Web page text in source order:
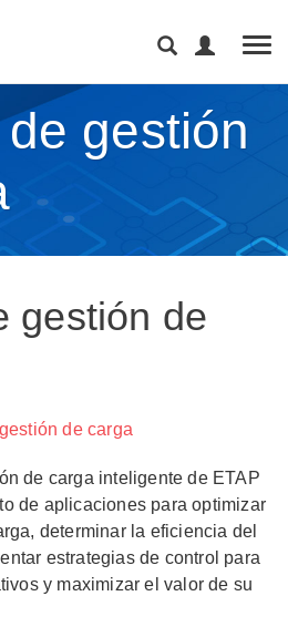
gestión
gestión de
de carga
de carga inteligente de ETAP
de aplicaciones para optimizar
determinar la eficiencia del
estrategias de control para
y maximizar el valor de su